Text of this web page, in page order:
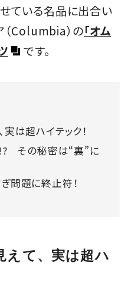
ている名品に出合い
（Columbia）の「オム
です。
は超ハイテック！
!? その秘密は“裏”に
問題に終止符！
えて、実は超ハ